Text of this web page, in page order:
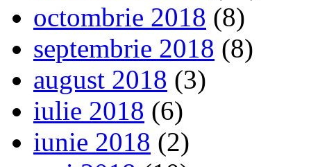
octombrie 2018 (8)
septembrie 2018 (8)
august 2018 (3)
iulie 2018 (6)
iunie 2018 (2)